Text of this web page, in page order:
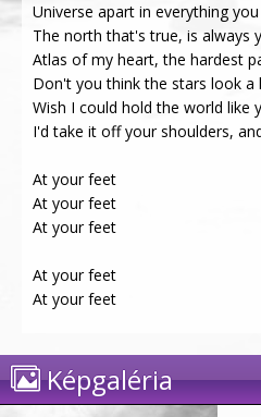
Universe apart in everything
The north that's true, is always
Atlas of my heart, the hardest
Don't you think the stars look a
Wish I could hold the world like
I'd take it off your shoulders,
At your feet
At your feet
At your feet
At your feet
At your feet
Képgaléria